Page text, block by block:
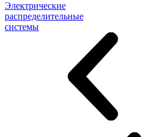
Электрические
распределительные
системы